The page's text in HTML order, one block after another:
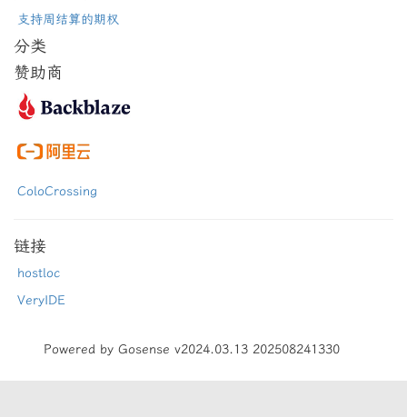
支持周结算的期权
分类
赞助商
ColoCrossing
链接
hostloc
VeryIDE
Powered by Gosense v2024.03.13 202508241330